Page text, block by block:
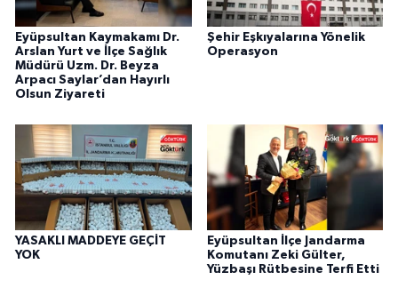
Eyüpsultan Kaymakamı Dr.
Arslan Yurt ve İlçe Sağlık
Müdürü Uzm. Dr. Beyza
Arpacı Saylar’dan Hayırlı
Olsun Ziyareti
Şehir Eşkıyalarına Yönelik
Operasyon
YASAKLI MADDEYE GEÇİT
YOK
Eyüpsultan İlçe Jandarma
Komutanı Zeki Gülter,
Yüzbaşı Rütbesine Terfi Etti